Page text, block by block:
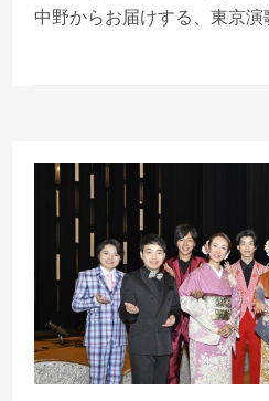
中野からお届けする、東京演